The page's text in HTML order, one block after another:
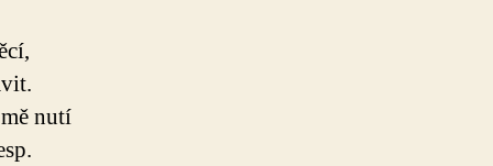
nutí